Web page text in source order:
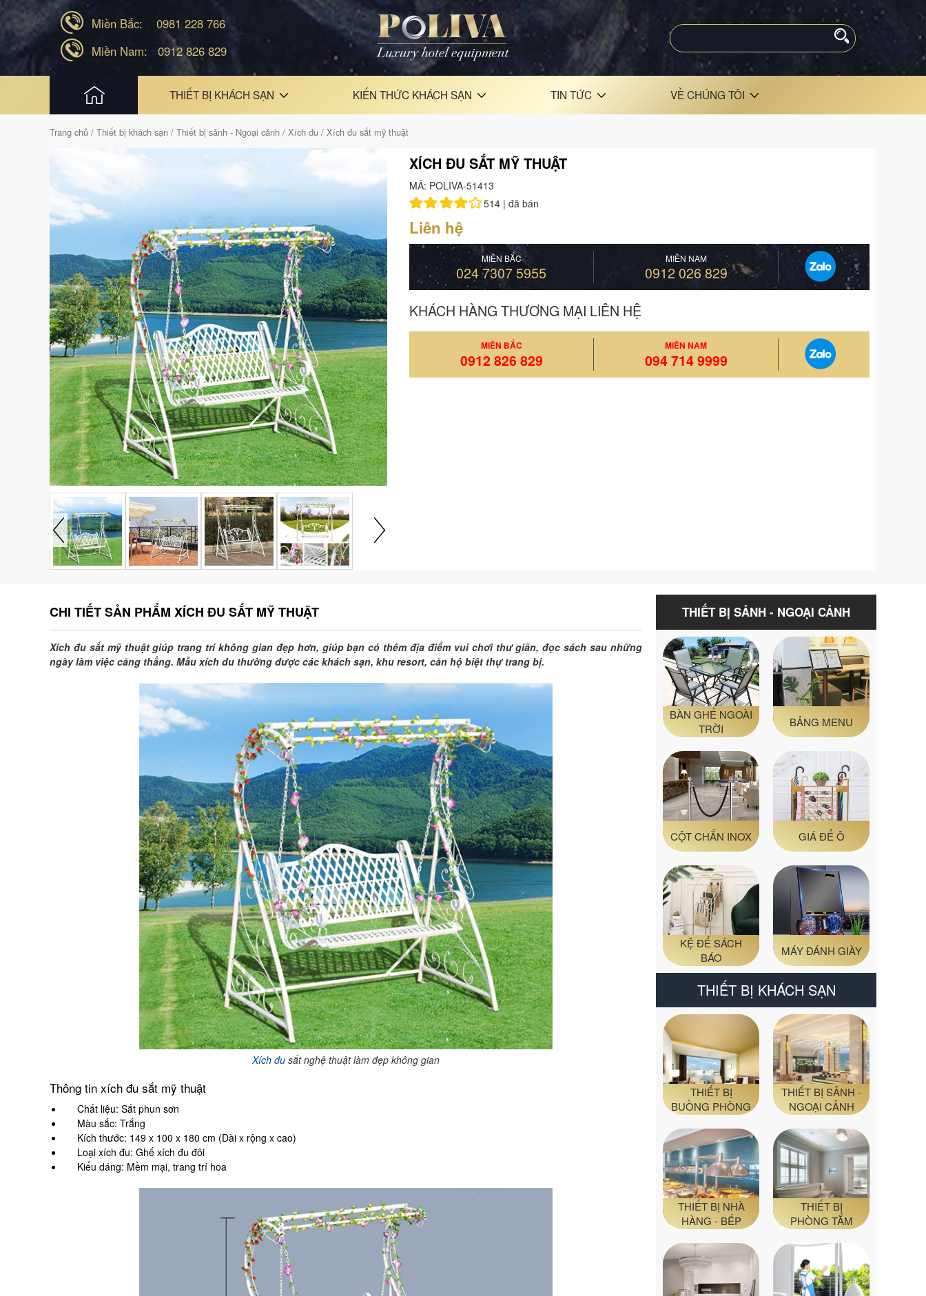
Miền Bắc:
0981 228 766
Miền Nam:
0912 826 829
THIẾT BỊ KHÁCH SẠN KIẾN THỨC KHÁCH SẠN TIN TỨC VỀ CHÚNG TÔI
Trang chủ / Thiết bị khách sạn / Thiết bị sảnh - Ngoại cảnh / Xích đu / Xích đu sắt mỹ thuật
XÍCH ĐU SẮT MỸ THUẬT
MÃ: POLIVA-51413
514 |đã bán
Liên hệ
MIỀN BẮC
024 7307 5955
MIỀN NAM
0912 026 829
KHÁCH HÀNG THƯƠNG MẠI LIÊN HỆ
MIỀN BẮC
0912 826 829
MIỀN NAM
094 714 9999
CHI TIẾT SẢN PHẨM XÍCH ĐU SẮT MỸ THUẬT
Xích đu sắt mỹ thuật giúp trang trí không gian đẹp hơn, giúp bạn có thêm địa điểm vui chơi thư giãn, đọc sách sau những
ngày làm việc căng thẳng. Mẫu xích đu thường được các khách sạn, khu resort, căn hộ biệt thự trang bị.
Xích đu sắt nghệ thuật làm đẹp không gian
Thông tin xích đu sắt mỹ thuật
Chất liệu: Sắt phun sơn
Màu sắc: Trắng
Kích thước: 149 x 100 x 180 cm (Dài x rộng x cao)
Loại xích đu: Ghế xích đu đôi
Kiểu dáng: Mềm mại, trang trí hoa
THIẾT BỊ SẢNH - NGOẠI CẢNH
BÀN GHẾ NGOÀI
TRỜI
BẢNG MENU
CỘT CHẮN INOX GIÁ ĐỂ Ô
KỆ ĐỂ SÁCH
BÁO
MÁY ĐÁNH GIÀY
THIẾT BỊ KHÁCH SẠN
THIẾT BỊ
BUỒNG PHÒNG
THIẾT BỊ SẢNH -
NGOẠI CẢNH
THIẾT BỊ NHÀ
HÀNG - BẾP
THIẾT BỊ
PHÒNG TẮM